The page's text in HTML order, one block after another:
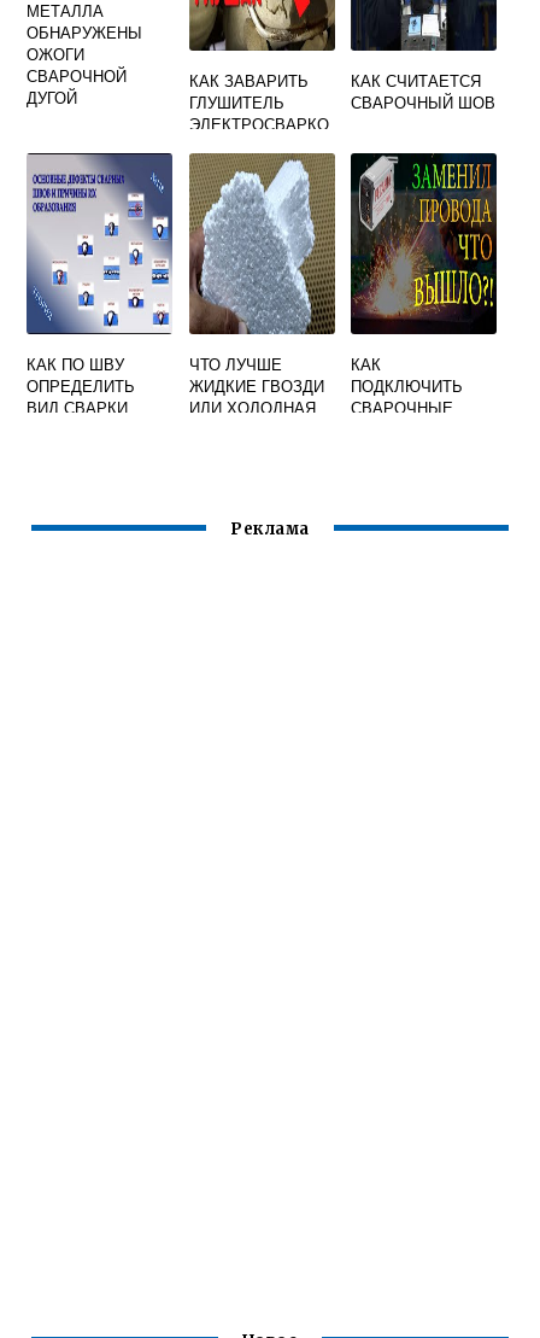
МЕТАЛЛА
ОБНАРУЖЕНЫ
ОЖОГИ
СВАРОЧНОЙ
ДУГОЙ
КАК ЗАВАРИТЬ
ГЛУШИТЕЛЬ
ЭЛЕКТРОСВАРКО
САМОСТОЯТЕЛЬН
О
КАК СЧИТАЕТСЯ
СВАРОЧНЫЙ ШОВ
КАК ПО ШВУ
ОПРЕДЕЛИТЬ
ВИД СВАРКИ
ЧТО ЛУЧШЕ
ЖИДКИЕ ГВОЗДИ
ИЛИ ХОЛОДНАЯ
КАК
ПОДКЛЮЧИТЬ
СВАРОЧНЫЕ
Реклама